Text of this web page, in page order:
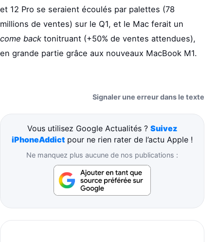
et 12 Pro se seraient écoulés par palettes (78
millions de ventes) sur le Q1, et le Mac ferait un
come back tonitruant (+50% de ventes attendues),
en grande partie grâce aux nouveaux MacBook M1.
Signaler une erreur dans le texte
Vous utilisez Google Actualités ? Suivez
iPhoneAddict pour ne rien rater de l’actu Apple !
Ne manquez plus aucune de nos publications :